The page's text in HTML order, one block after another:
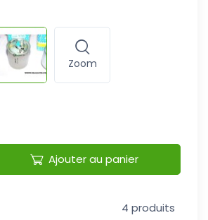
Zoom
Ajouter au panier
4 produits